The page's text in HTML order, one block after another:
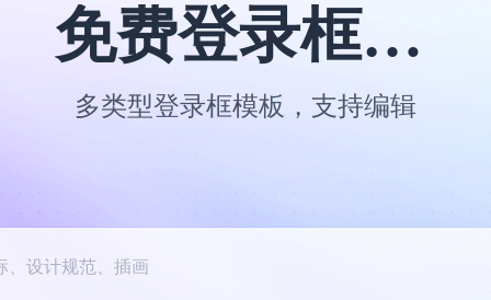
免费登录框模板
多类型登录框模板，支持编辑